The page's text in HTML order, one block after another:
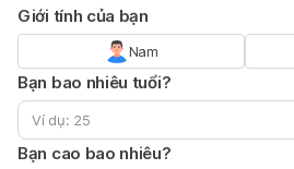
Giới tính của bạn
Nam
Bạn bao nhiêu tuổi?
Bạn cao bao nhiêu?